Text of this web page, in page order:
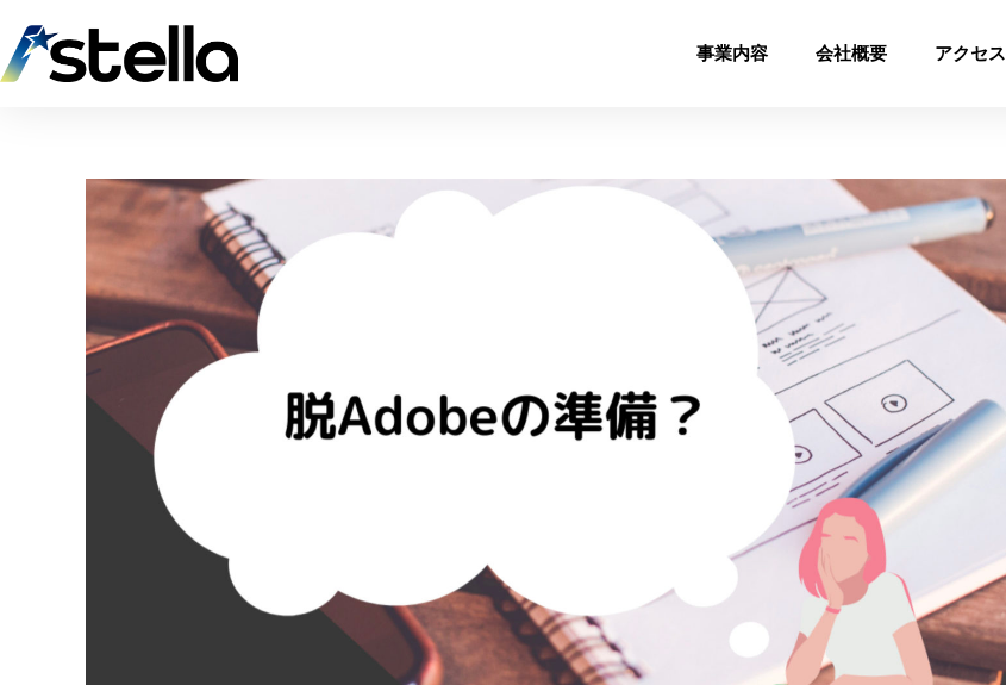
事業内容 会社概要 アクセス